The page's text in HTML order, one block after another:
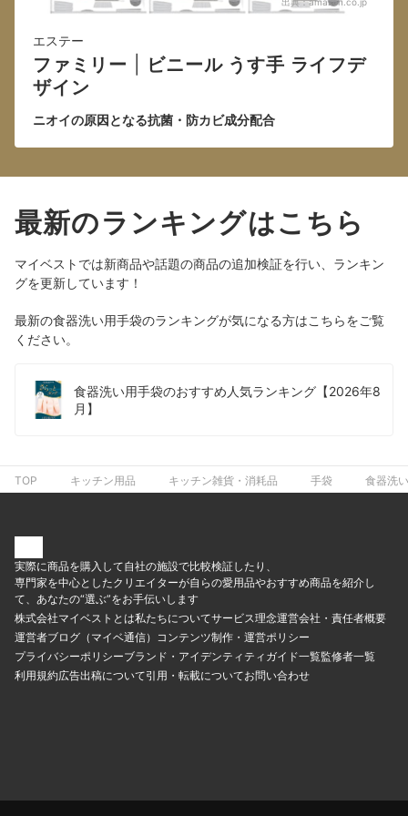
エステー
ファミリー
ビニール うす手 ライフデ
ザイン
ニオイの原因となる抗菌・防カビ成分配合
最新のランキングはこちら
マイベストでは新商品や話題の商品の追加検証を行い、ランキン
グを更新しています！
最新の食器洗い用手袋のランキングが気になる方はこちらをご覧
ください。
食器洗い用手袋のおすすめ人気ランキング【2026年8
月】
TOP キッチン用品 キッチン雑貨・消耗品 手袋 食器洗
実際に商品を購入して自社の施設で比較検証したり、
専門家を中心としたクリエイターが自らの愛用品やおすすめ商品を紹介し
て、あなたの“選ぶ”をお手伝いします
株式会社マイベストとは私たちについてサービス理念運営会社・責任者概要
運営者ブログ（マイベ通信） コンテンツ制作・運営ポリシー
プライバシーポリシーブランド・アイデンティティ ガイド一覧監修者一覧
利用規約広告出稿について引用・転載についてお問い合わせ